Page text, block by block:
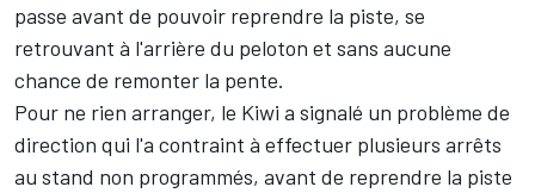
passe avant de pouvoir reprendre la piste, se
retrouvant à l'arrière du peloton et sans aucune
chance de remonter la pente.
Pour ne rien arranger, le Kiwi a signalé un problème de
direction qui l'a contraint à effectuer plusieurs arrêts
au stand non programmés, avant de reprendre la piste